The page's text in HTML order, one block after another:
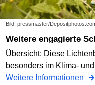
Bild: pressmaster/
Weitere engagierte
Übersicht: Diese
besonders im Klima-
Weitere Informationen